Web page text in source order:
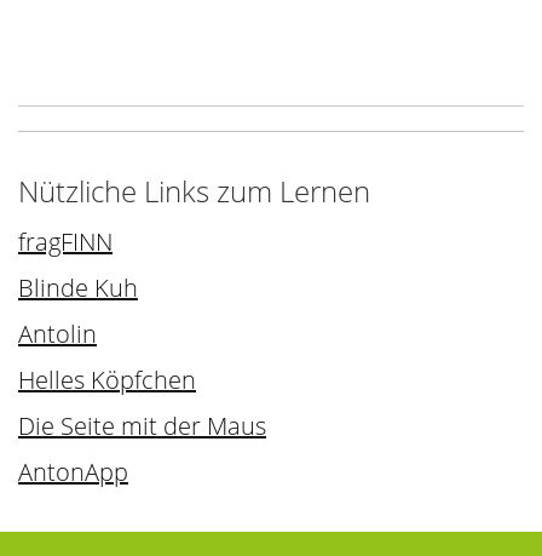
Nützliche Links zum Lernen
fragFINN
Blinde Kuh
Antolin
Helles Köpfchen
Die Seite mit der Maus
AntonApp